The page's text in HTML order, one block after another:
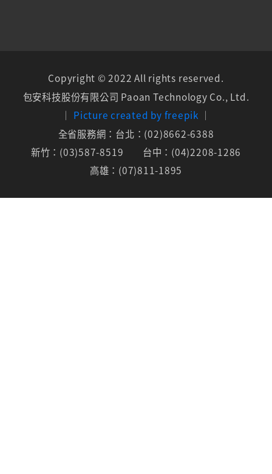
Copyright © 2022 All rights reserved.
包安科技股份有限公司 Paoan Technology Co., Ltd.
│ Picture created by freepik │
全省服務網：台北：(02)8662-6388
新竹：(03)587-8519
台中：(04)2208-1286
高雄：(07)811-1895